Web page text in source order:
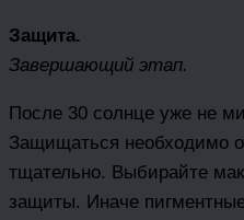
Защита.
Завершающий этап.
После 30 солнце уже не
Защищаться необходимо
тщательно. Выбирайте
защиты. Иначе